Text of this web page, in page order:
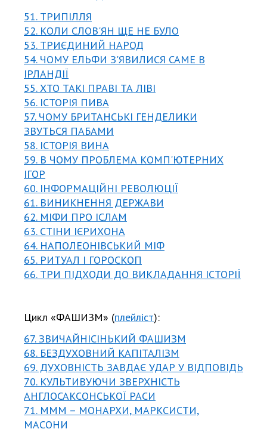
51. ТРИПІЛЛЯ
52. КОЛИ СЛОВ'ЯН ЩЕ НЕ БУЛО
53. ТРИЄДИНИЙ НАРОД
54. ЧОМУ ЕЛЬФИ З'ЯВИЛИСЯ САМЕ В
ІРЛАНДІЇ
55. ХТО ТАКІ ПРАВІ ТА ЛІВІ
56. ІСТОРІЯ ПИВА
57. ЧОМУ БРИТАНСЬКІ ГЕНДЕЛИКИ
ЗВУТЬСЯ ПАБАМИ
58. ІСТОРІЯ ВИНА
59. В ЧОМУ ПРОБЛЕМА КОМП'ЮТЕРНИХ
ІГОР
60. ІНФОРМАЦІЙНІ РЕВОЛЮЦІЇ
61. ВИНИКНЕННЯ ДЕРЖАВИ
62. МІФИ ПРО ІСЛАМ
63. СТІНИ ІЄРИХОНА
64. НАПОЛЕОНІВСЬКИЙ МІФ
65. РИТУАЛ І ГОРОСКОП
66. ТРИ ПІДХОДИ ДО ВИКЛАДАННЯ ІСТОРІЇ
Цикл «ФАШИЗМ» (плейліст):
67. ЗВИЧАЙНІСІНЬКИЙ ФАШИЗМ
68. БЕЗДУХОВНИЙ КАПІТАЛІЗМ
69. ДУХОВНІСТЬ ЗАВДАЄ УДАР У ВІДПОВІДЬ
70. КУЛЬТИВУЮЧИ ЗВЕРХНІСТЬ
АНГЛОСАКСОНСЬКОЇ РАСИ
71. МММ – МОНАРХИ, МАРКСИСТИ,
МАСОНИ